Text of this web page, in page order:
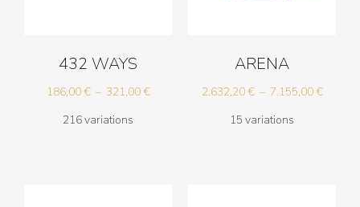
432 WAYS
186,00€ – 321,00€Plage
216 variations
ARENA
2.632,20€ – 7.155,00€Plage
15 variations